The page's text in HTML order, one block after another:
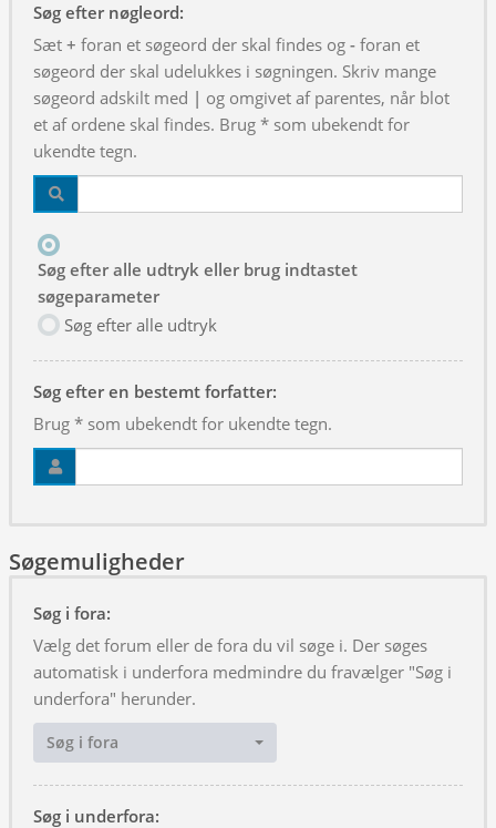
Søg efter nøgleord:
Sæt + foran et søgeord der skal findes og - foran et
søgeord der skal udelukkes i søgningen. Skriv mange
søgeord adskilt med | og omgivet af parentes, når blot
et af ordene skal findes. Brug * som ubekendt for
ukendte tegn.
Søg efter alle udtryk eller brug indtastet
søgeparameter
Søg efter alle udtryk
Søg efter en bestemt forfatter:
Brug * som ubekendt for ukendte tegn.
Søgemuligheder
Søg i fora:
Vælg det forum eller de fora du vil søge i. Der søges
automatisk i underfora medmindre du fravælger "Søg i
underfora" herunder.
Søg i fora
Søg i underfora: